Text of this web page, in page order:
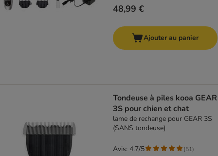
48,99 €
Ajouter au panier
Tondeuse à piles kooa GEAR
3S pour chien et chat
lame de rechange pour GEAR 3S
(SANS tondeuse)
Avis: 4.7/5 (51)